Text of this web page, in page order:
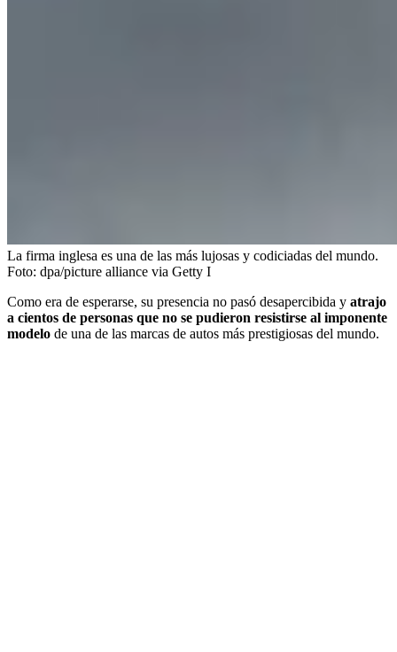
La firma inglesa es una de las más lujosas y codiciadas del mundo.
Foto: dpa/picture alliance via Getty I
Como era de esperarse, su presencia no pasó desapercibida y atrajo
a cientos de personas que no se pudieron resistirse al imponente
modelo de una de las marcas de autos más prestigiosas del mundo.